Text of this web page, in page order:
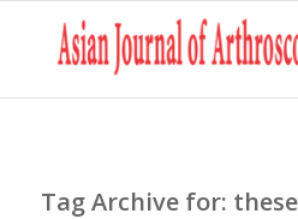
Tag Archive for: these